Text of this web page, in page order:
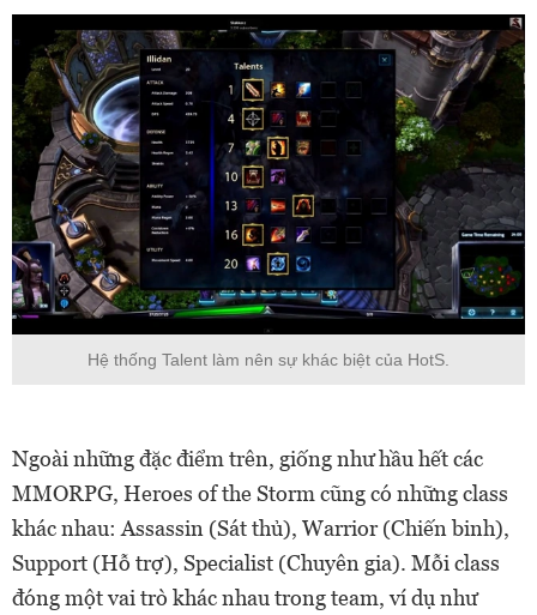
Hệ thống Talent làm nên sự khác biệt của HotS.
Ngoài những đặc điểm trên, giống như hầu hết các
MMORPG, Heroes of the Storm cũng có những class
khác nhau: Assassin (Sát thủ), Warrior (Chiến binh),
Support (Hỗ trợ), Specialist (Chuyên gia). Mỗi class
đóng một vai trò khác nhau trong team, ví dụ như